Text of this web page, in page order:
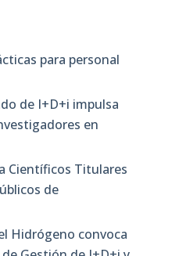
para personal
de I+D+i impulsa
en
Científicos Titulares
de
Hidrógeno convoca